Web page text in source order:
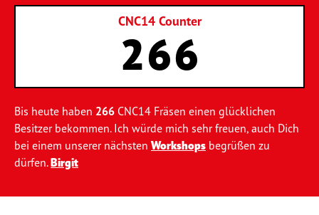
CNC14 Counter
266
Bis heute haben 266 CNC14 Fräsen einen glücklichen
Besitzer bekommen. Ich würde mich sehr freuen, auch Dich
bei einem unserer nächsten Workshops begrüßen zu
dürfen.Birgit